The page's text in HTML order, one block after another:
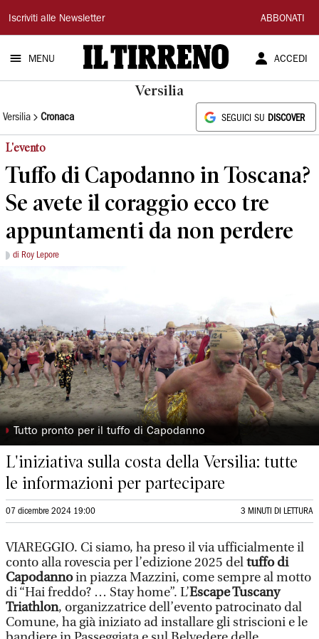
Il
Tirreno
Iscriviti alle Newsletter ABBONATI
MENU ACCEDI
Versilia
Versilia Cronaca SEGUICI SU DISCOVER
L'evento
Tuffo di Capodanno in Toscana?
Se avete il coraggio ecco tre
appuntamenti da non perdere
di Roy Lepore
◗ Tutto pronto per il tuffo di Capodanno
L'iniziativa sulla costa della Versilia: tutte
le informazioni per partecipare
07 dicembre 2024 19:00 3 MINUTI DI LETTURA
VIAREGGIO. Ci siamo, ha preso il via ufficialmente il
conto alla rovescia per l’edizione 2025 deltuffo di
Capodannoin piazza Mazzini, come sempre al motto
di “Hai freddo? … Stay home”. L’Escape Tuscany
Triathlon, organizzatrice dell’evento patrocinato dal
Comune, ha già iniziato ad installare gli striscioni e le